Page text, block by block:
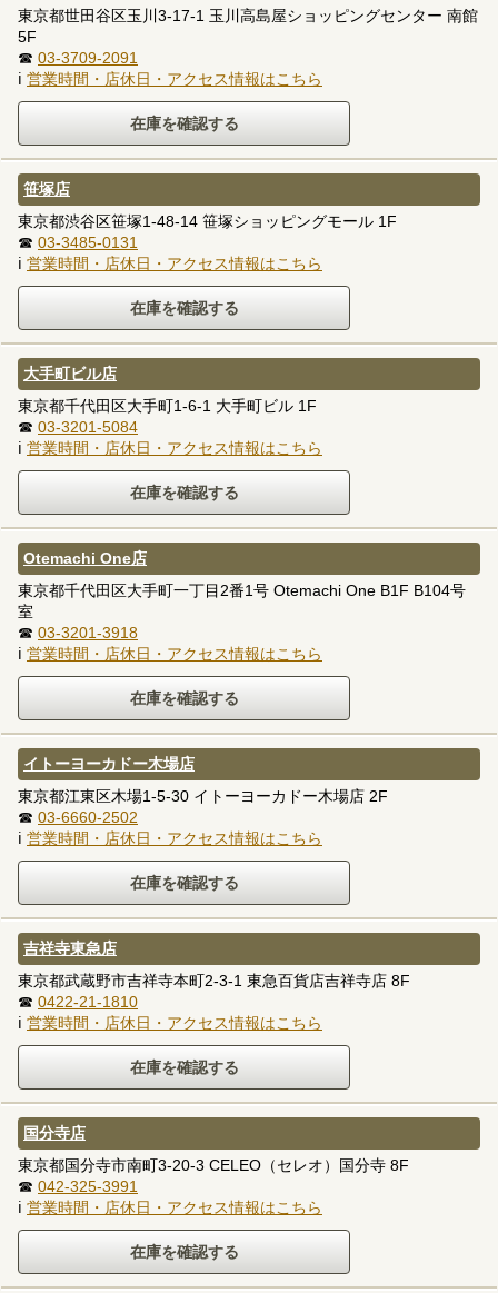
東京都世田谷区玉川3-17-1 玉川高島屋ショッピングセンター 南館
5F
☎ 03-3709-2091
ℹ 営業時間・店休日・アクセス情報はこちら
笹塚店
東京都渋谷区笹塚1-48-14 笹塚ショッピングモール 1F
☎ 03-3485-0131
ℹ 営業時間・店休日・アクセス情報はこちら
大手町ビル店
東京都千代田区大手町1-6-1 大手町ビル 1F
☎ 03-3201-5084
ℹ 営業時間・店休日・アクセス情報はこちら
Otemachi One店
東京都千代田区大手町一丁目2番1号 Otemachi One B1F B104号
室
☎ 03-3201-3918
ℹ 営業時間・店休日・アクセス情報はこちら
イトーヨーカドー木場店
東京都江東区木場1-5-30 イトーヨーカドー木場店 2F
☎ 03-6660-2502
ℹ 営業時間・店休日・アクセス情報はこちら
吉祥寺東急店
東京都武蔵野市吉祥寺本町2-3-1 東急百貨店吉祥寺店 8F
☎ 0422-21-1810
ℹ 営業時間・店休日・アクセス情報はこちら
国分寺店
東京都国分寺市南町3-20-3 CELEO（セレオ）国分寺 8F
☎ 042-325-3991
ℹ 営業時間・店休日・アクセス情報はこちら